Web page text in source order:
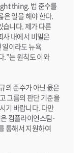
thing. 법 준수를
은 일을 해야 한다.
습니다. 제가 다른
사 내에서 비밀은
일이라도 뉴욕
.”는 원칙도 이와
의 준수가 아닌 옳은
그름의 판단 기준을
기 바랍니다. 다만
컴플라이언스팀·
통해서 지원하여